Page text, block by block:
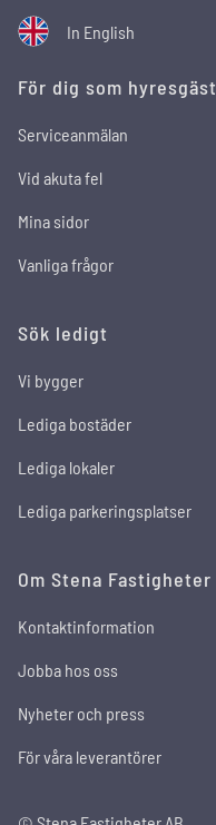
In English
För dig som hyresgäst
Serviceanmälan
Vid akuta fel
Mina sidor
Vanliga frågor
Sök ledigt
Vi bygger
Lediga bostäder
Lediga lokaler
Lediga parkeringsplatser
Om Stena Fastigheter
Kontaktinformation
Jobba hos oss
Nyheter och press
För våra leverantörer